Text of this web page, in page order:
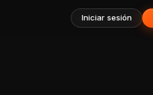
Iniciar sesión